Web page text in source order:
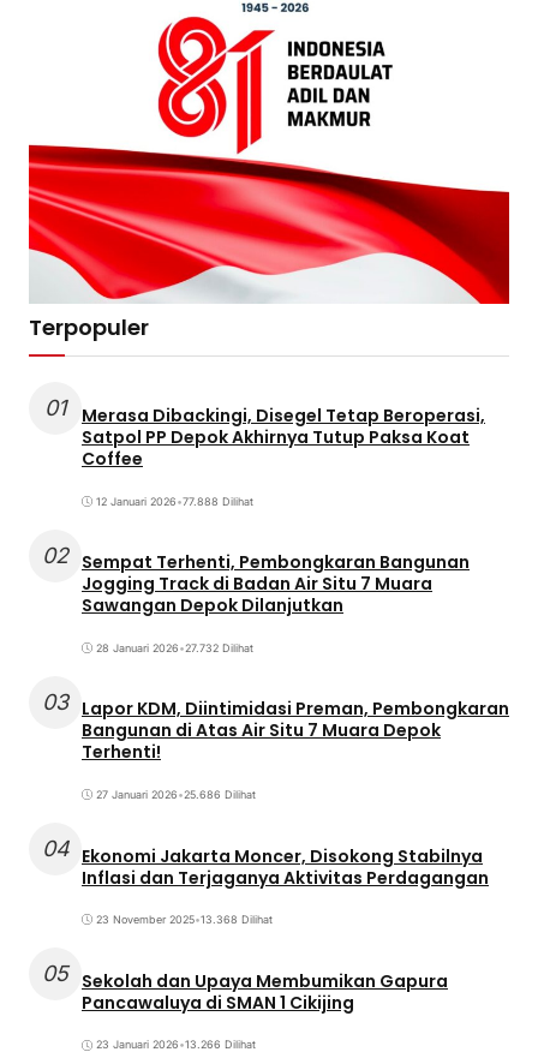
Terpopuler
01
Merasa Dibackingi, Disegel Tetap Beroperasi,
Satpol PP Depok Akhirnya Tutup Paksa Koat
Coffee
12 Januari 2026•77.888 Dilihat
02 Sempat Terhenti, Pembongkaran Bangunan
Jogging Track di Badan Air Situ 7 Muara
Sawangan Depok Dilanjutkan
28 Januari 2026•27.732 Dilihat
03 Lapor KDM, Diintimidasi Preman, Pembongkaran
Bangunan di Atas Air Situ 7 Muara Depok
Terhenti!
27 Januari 2026•25.686 Dilihat
04 Ekonomi Jakarta Moncer, Disokong Stabilnya
Inflasi dan Terjaganya Aktivitas Perdagangan
23 November 2025•13.368 Dilihat
05 Sekolah dan Upaya Membumikan Gapura
Pancawaluya di SMAN 1 Cikijing
23 Januari 2026•13.266 Dilihat